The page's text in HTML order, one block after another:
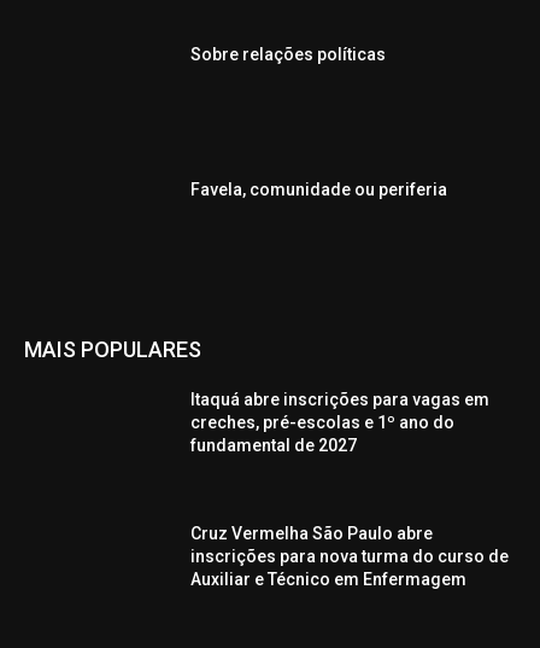
Sobre relações políticas
Favela, comunidade ou periferia
MAIS POPULARES
Itaquá abre inscrições para vagas em
creches, pré-escolas e 1º ano do
fundamental de 2027
Cruz Vermelha São Paulo abre
inscrições para nova turma do curso de
Auxiliar e Técnico em Enfermagem